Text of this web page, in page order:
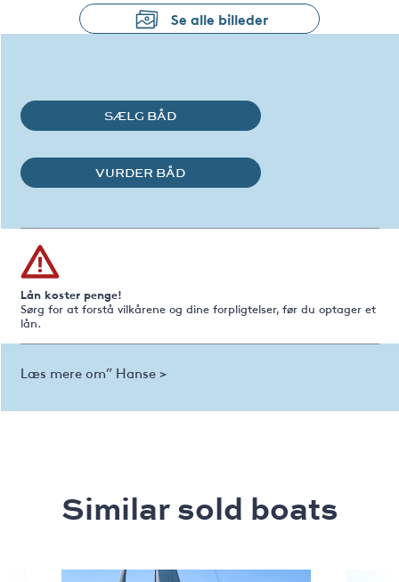
Se alle billeder
SÆLG BÅD
VURDER BÅD
Lån koster penge!
Sørg for at forstå vilkårene og dine forpligtelser, før du optager et
lån.
Læs mere om” Hanse >
Similar sold boats